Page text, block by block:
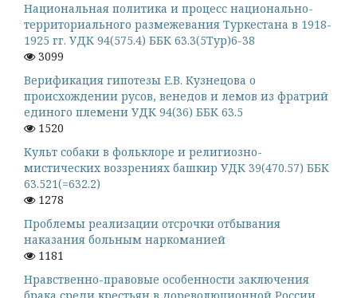
Национальная политика и процесс национально-
территориального размежевания Туркестана в 1918-
1925 гг. УДК 94(575.4) ББК 63.3(5Тур)6-38
3099
Верификация гипотезы Е.В. Кузнецова о
происхождении русов, венедов и лемов из фратрий
единого племени УДК 94(36) ББК 63.5
1520
Культ собаки в фольклоре и религиозно-
мистических воззрениях башкир УДК 39(470.57) ББК
63.521(=632.2)
1278
Проблемы реализации отсрочки отбывания
наказания больным наркоманией
1181
Нравственно-правовые особенности заключения